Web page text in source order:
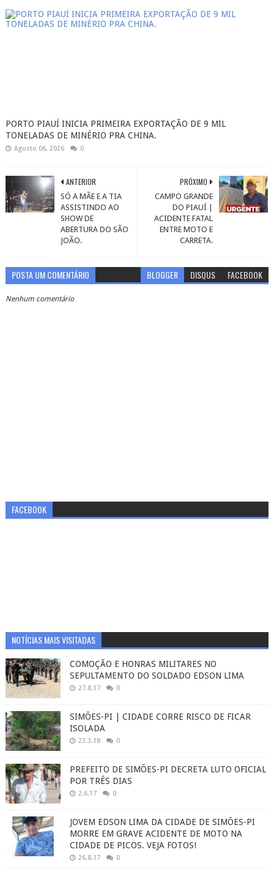
PORTO PIAUÍ INICIA PRIMEIRA EXPORTAÇÃO DE 9 MIL
TONELADAS DE MINÉRIO PRA CHINA.
Agosto 06, 2026 0
PRÓXIMO
CAMPO GRANDE
DO PIAUÍ |
ACIDENTE FATAL
ENTRE MOTO E
CARRETA.
ANTERIOR
SÓ A MÃE E A TIA
ASSISTINDO AO
SHOW DE
ABERTURA DO SÃO
JOÃO.
POSTA UM COMENTÁRIO BLOGGER DISQUS FACEBOOK
Nenhum comentário
FACEBOOK
NOTÍCIAS MAIS VISITADAS
COMOÇÃO E HONRAS MILITARES NO
SEPULTAMENTO DO SOLDADO EDSON LIMA
27.8.17 0
SIMÕES-PI | CIDADE CORRE RISCO DE FICAR
ISOLADA
23.3.18 0
PREFEITO DE SIMÕES-PI DECRETA LUTO OFICIAL
POR TRÊS DIAS
2.6.17 0
JOVEM EDSON LIMA DA CIDADE DE SIMÕES-PI
MORRE EM GRAVE ACIDENTE DE MOTO NA
CIDADE DE PICOS. VEJA FOTOS!
26.8.17 0